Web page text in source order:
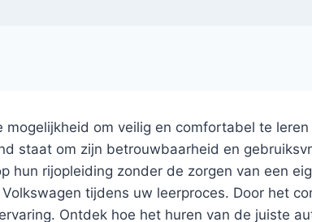
om veilig en comfortabel te
staat om zijn betrouwbaarheid en
hun rijopleiding zonder de zorgen van een
tijdens uw leerproces. Door het
Ontdek hoe het huren van de juiste